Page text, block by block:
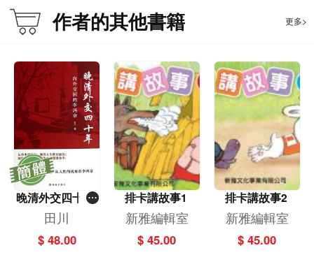
作者的其他書籍 更多>
晚清外交四十年
──內外交困的
李鴻章
田川
$ 48.00
排卡講故事1
新雅編輯室
$ 45.00
排卡講故事2
新雅編輯室
$ 45.00